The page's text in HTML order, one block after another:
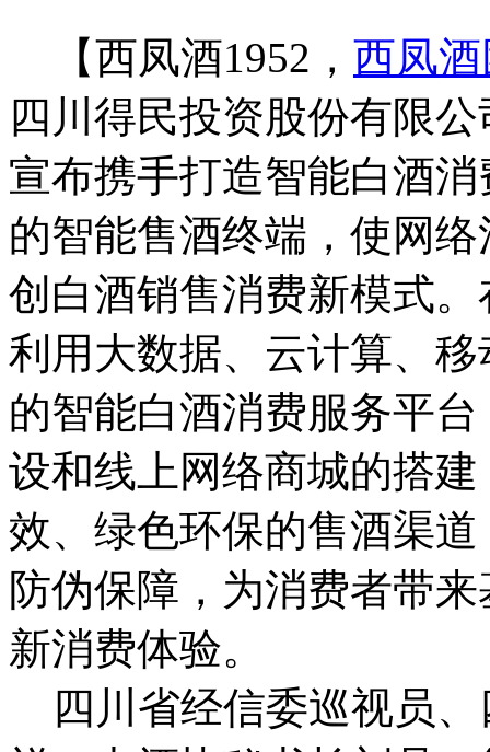
【西凤酒1952， 西凤
四川得民投资股份有限
宣布携手打造智能白酒
的智能售酒终端，使网
创白酒销售消费新模式
利用大数据、云计算、
的智能白酒消费服务平
设和线上网络商城的搭
效、绿色环保的售酒渠
防伪保障，为消费者带
新消费体验。
四川省经信委巡视员、